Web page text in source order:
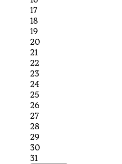
17
18
19
20
21
22
23
24
25
26
27
28
29
30
31